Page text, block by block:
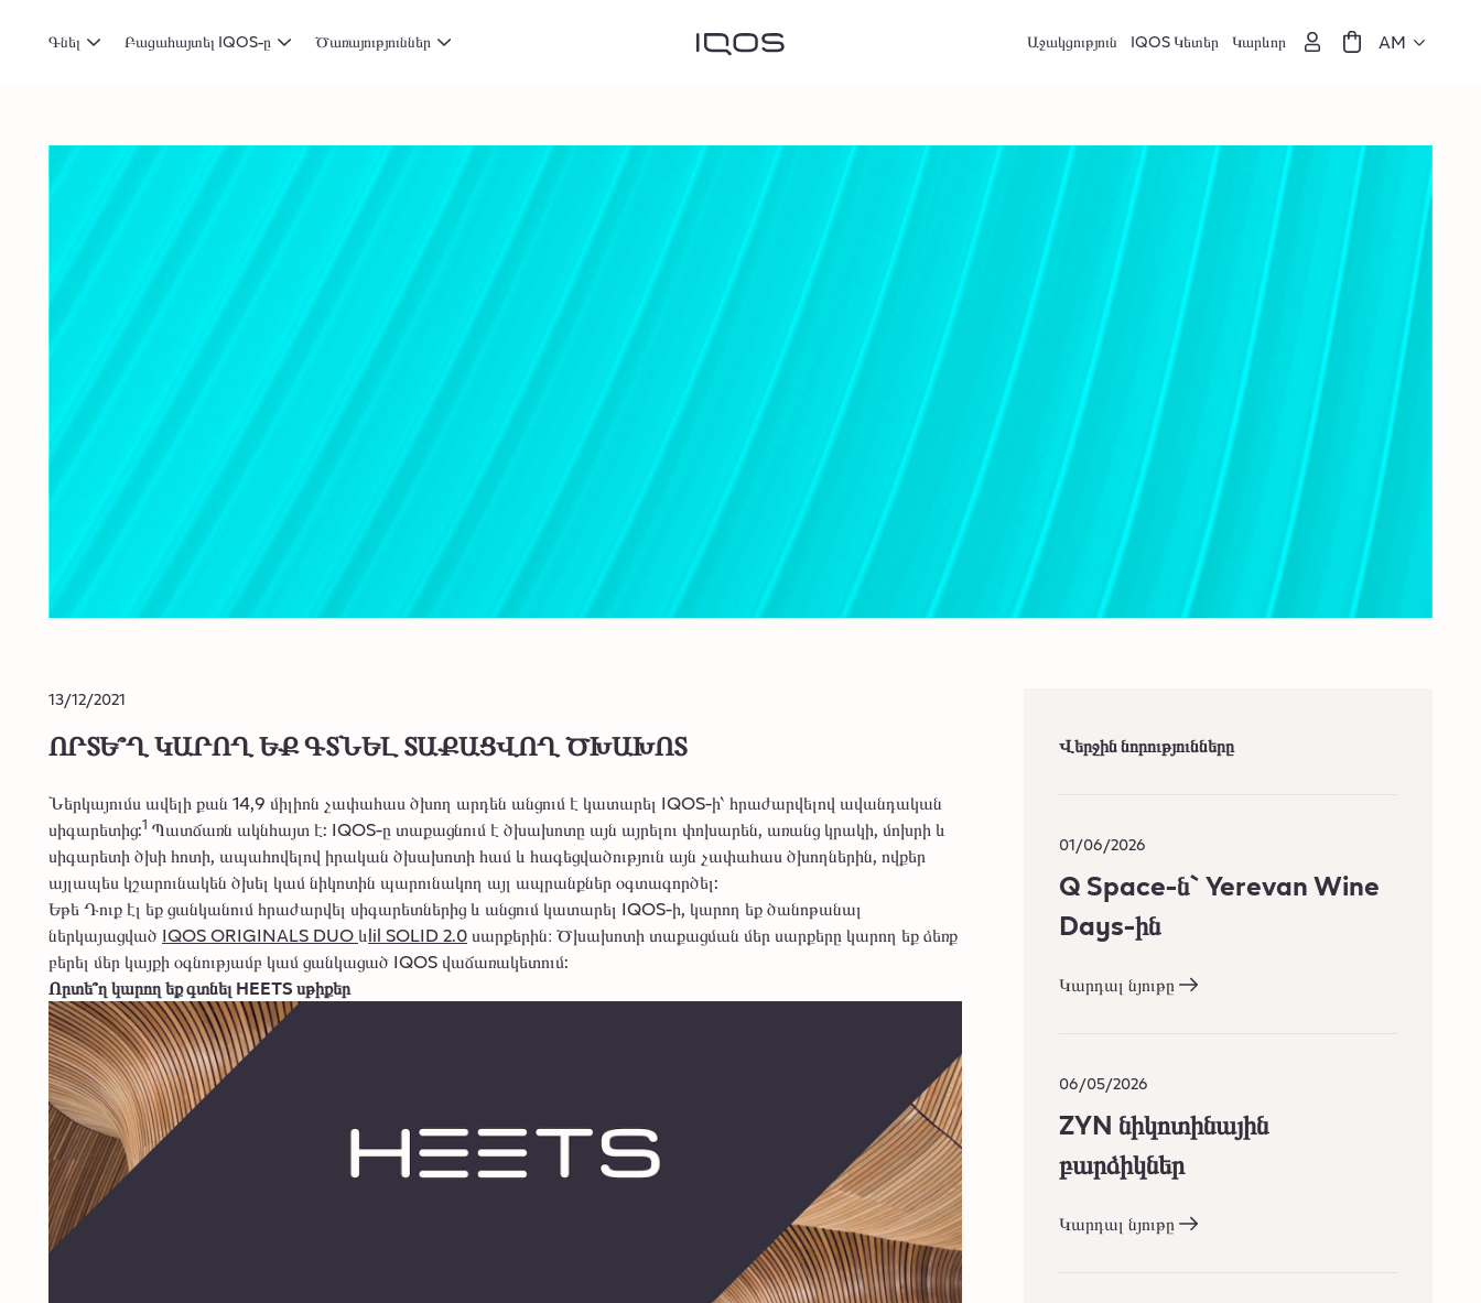
Գնել Բացահայտել IQOS-ը Ծառայություններ Աջակցություն IQOS Կետեր Կարևոր AM
13/12/2021
ՈՐՏԵ՞Ղ ԿԱՐՈՂ ԵՔ ԳՏՆԵԼ ՏԱՔԱՑՎՈՂ ԾԽԱԽՈՏ
Ներկայումս ավելի քան 14,9 միլիոն չափահաս ծխող արդեն անցում է կատարել IQOS-ի՝ հրաժարվելով ավանդական
սիգարետից:1 Պատճառն ակնհայտ է: IQOS-ը տաքացնում է ծխախոտը այն այրելու փոխարեն, առանց կրակի, մոխրի և
սիգարետի ծխի հոտի, ապահովելով իրական ծխախոտի համ և հագեցվածություն այն չափահաս ծխողներին, ովքեր
այլապես կշարունակեն ծխել կամ նիկոտին պարունակող այլ ապրանքներ օգտագործել:
Եթե Դուք էլ եք ցանկանում հրաժարվել սիգարետներից և անցում կատարել IQOS-ի, կարող եք ծանոթանալ
ներկայացված IQOS ORIGINALS DUOևlil SOLID 2.0սարքերին։ Ծխախոտի տաքացման մեր սարքերը կարող եք ձեռք
բերել մեր կայքի օգնությամբ կամ ցանկացած IQOS վաճառակետում:
Որտե՞ղ կարող եք գտնել HEETS սթիքեր
Վերջին նորությունները
01/06/2026
Q Space-ն` Yerevan Wine
Days-ին​
Կարդալ նյութը
06/05/2026
ZYN նիկոտինային
բարձիկներ
Կարդալ նյութը